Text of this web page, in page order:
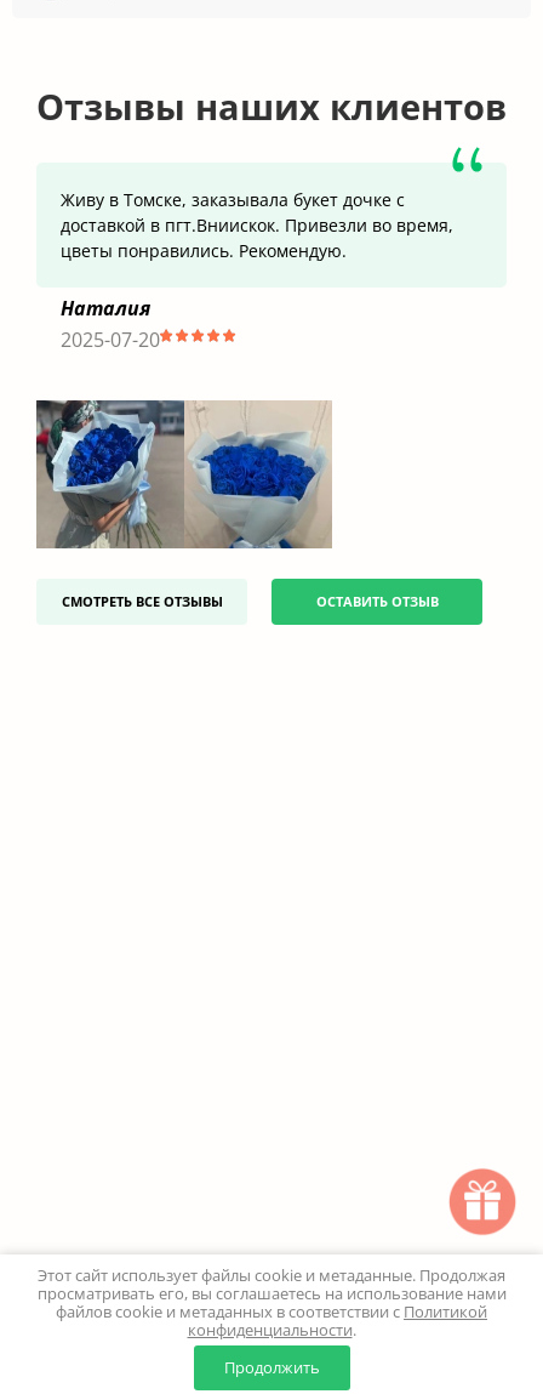
Отзывы наших клиентов
Живу в Томске, заказывала букет дочке с
доставкой в пгт.Вниискок. Привезли во время,
цветы понравились. Рекомендую.
Наталия
2025-07-20
СМОТРЕТЬ ВСЕ ОТЗЫВЫ ОСТАВИТЬ ОТЗЫВ
0
Корзина
Этот сайт использует файлы cookie и метаданные. Продолжая
просматривать его, вы соглашаетесь на использование нами
файлов cookie и метаданных в соответствии с Политикой
конфиденциальности.
Продолжить